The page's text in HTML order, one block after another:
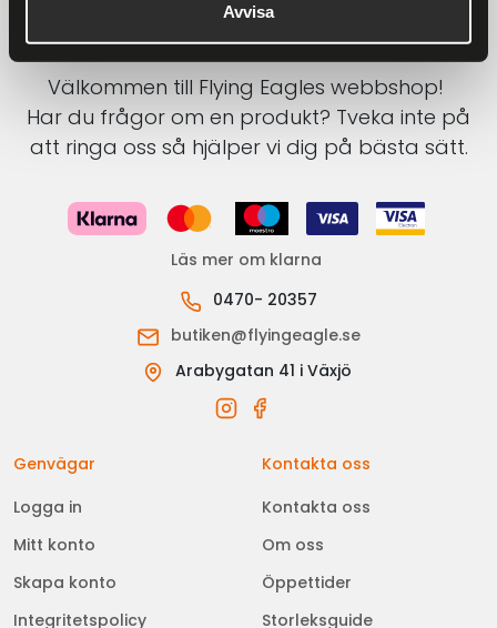
Avvisa
Välkommen till Flying Eagles webbshop!
Har du frågor om en produkt? Tveka inte på
att ringa oss så hjälper vi dig på bästa sätt.
Läs mer om klarna
0470- 20357
butiken@flyingeagle.se
Arabygatan 41 i Växjö
Genvägar
Logga in
Mitt konto
Skapa konto
Integritetspolicy
Kontakta oss
Kontakta oss
Om oss
Öppettider
Storleksguide